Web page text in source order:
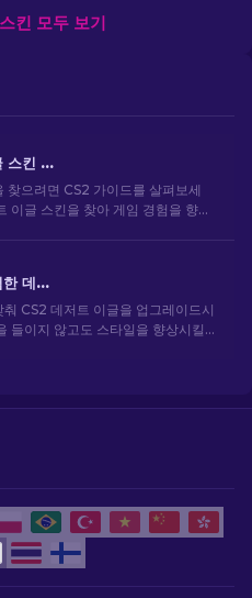
킨 모두 보기
CS2 최고의 디글 스킨 [2026]
찾으려면 CS2 가이드를 살펴보세
이글 스킨을 찾아 게임 경험을 향상
CS2 최고의 저렴한 데저트 이글 스킨
CS2 데저트 이글을 업그레이드시
들이지 않고도 스타일을 향상시킬